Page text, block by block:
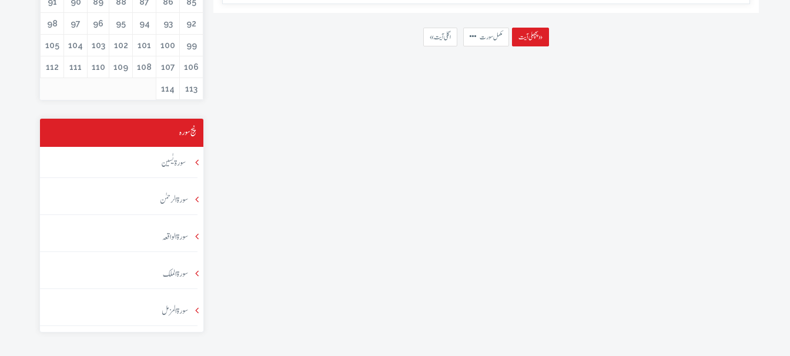
پچھلی آیت » مکمل سورت « اگلی آیت
92
93
94
95
96
97
98
99
100
101
102
103
104
105
106
107
108
109
110
111
112
113
114
پنج سورہ
سورۃ یٰسین
سورۃ الرحمٰن
سورۃ الواقعہ
سورۃ الملک
سورۃ المزمل